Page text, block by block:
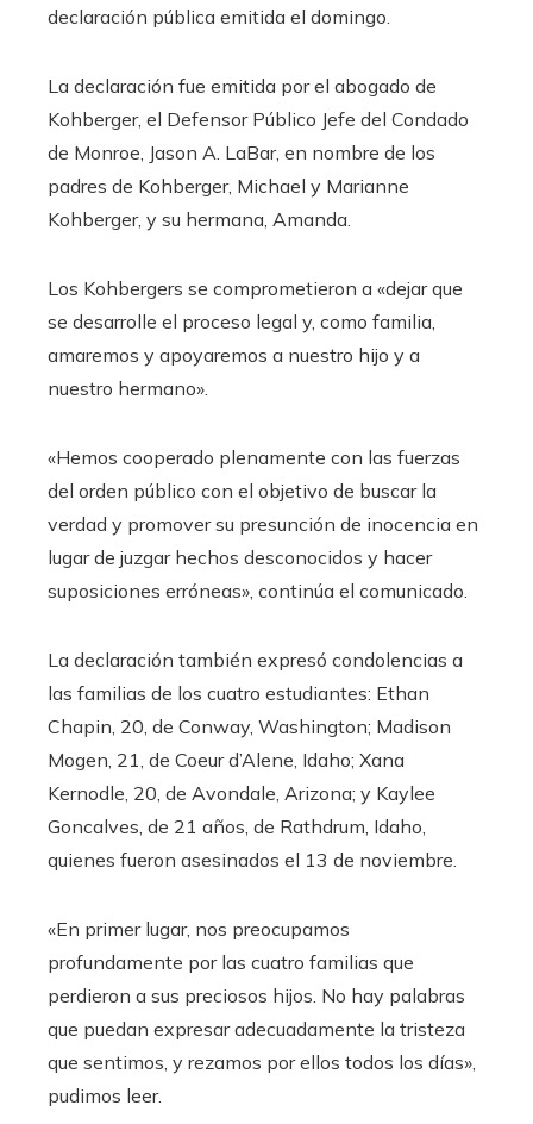
declaración pública emitida el domingo.
La declaración fue emitida por el abogado de
Kohberger, el Defensor Público Jefe del Condado
de Monroe, Jason A. LaBar, en nombre de los
padres de Kohberger, Michael y Marianne
Kohberger, y su hermana, Amanda.
Los Kohbergers se comprometieron a «dejar que
se desarrolle el proceso legal y, como familia,
amaremos y apoyaremos a nuestro hijo y a
nuestro hermano».
«Hemos cooperado plenamente con las fuerzas
del orden público con el objetivo de buscar la
verdad y promover su presunción de inocencia en
lugar de juzgar hechos desconocidos y hacer
suposiciones erróneas», continúa el comunicado.
La declaración también expresó condolencias a
las familias de los cuatro estudiantes: Ethan
Chapin, 20, de Conway, Washington; Madison
Mogen, 21, de Coeur d’Alene, Idaho; Xana
Kernodle, 20, de Avondale, Arizona; y Kaylee
Goncalves, de 21 años, de Rathdrum, Idaho,
quienes fueron asesinados el 13 de noviembre.
«En primer lugar, nos preocupamos
profundamente por las cuatro familias que
perdieron a sus preciosos hijos. No hay palabras
que puedan expresar adecuadamente la tristeza
que sentimos, y rezamos por ellos todos los días»,
pudimos leer.